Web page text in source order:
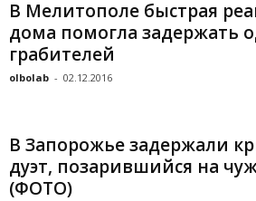
В Мелитополе быстрая
дома помогла задержать
грабителей
olbolab - 02.12.2016
В Запорожье задержали
дуэт, позарившийся на
(ФОТО)